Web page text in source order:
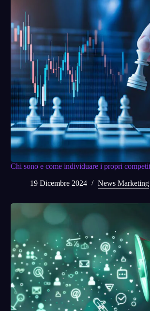
Chi sono e come individuare i propri
19 Dicembre 2024 News Marketing